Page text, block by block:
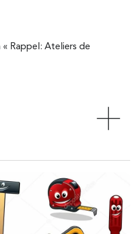
« Rappel: Ateliers de